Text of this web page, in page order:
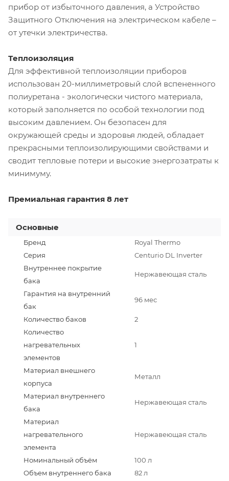
прибор от избыточного давления, а Устройство
Защитного Отключения на электрическом кабеле –
от утечки электричества.
Теплоизоляция
Для эффективной теплоизоляции приборов
использован 20-миллиметровый слой вспененного
полиуретана - экологически чистого материала,
который заполняется по особой технологии под
высоким давлением. Он безопасен для
окружающей среды и здоровья людей, обладает
прекрасными теплоизолирующими свойствами и
сводит тепловые потери и высокие энергозатраты к
минимуму.
Премиальная гарантия 8 лет
Основные
Бренд
Royal Thermo
Серия
Centurio DL Inverter
Внутреннее покрытие
бака
Нержавеющая сталь
Гарантия на внутренний
бак
96 мес
Количество баков
2
Количество
нагревательных
элементов
1
Материал внешнего
корпуса
Металл
Материал внутреннего
бака
Нержавеющая сталь
Материал
нагревательного
элемента
Нержавеющая сталь
Номинальный объём
100 л
Объем внутреннего бака
82 л